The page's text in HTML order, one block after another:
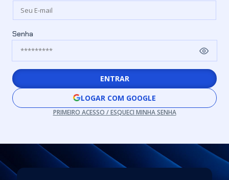
Senha
ENTRAR
LOGAR COM GOOGLE
PRIMEIRO ACESSO / ESQUECI MINHA SENHA